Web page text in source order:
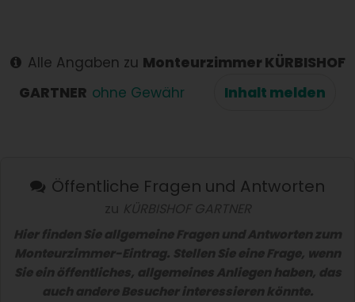
Alle Angaben zu Monteurzimmer KÜRBISHOF
GARTNER ohne Gewähr Inhalt melden
Öffentliche Fragen und Antworten
zu KÜRBISHOF GARTNER
Hier finden Sie allgemeine Fragen und Antworten zum
Monteurzimmer-Eintrag. Stellen Sie eine Frage, wenn
Sie ein öffentliches, allgemeines Anliegen haben, das
auch andere Besucher interessieren könnte.